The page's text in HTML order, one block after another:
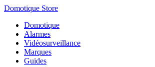
Domotique Store
Domotique
Alarmes
Vidéosurveillance
Marques
Guides